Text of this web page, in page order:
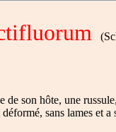
son hôte, une
sans lames et